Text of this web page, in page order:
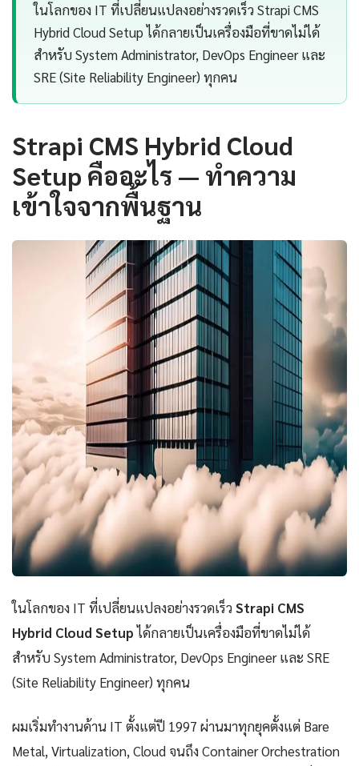
ในโลกของ IT ที่เปลี่ยนแปลงอย่างรวดเร็ว Strapi CMS
Hybrid Cloud Setup ได้กลายเป็นเครื่องมือที่ขาดไม่ได้
สำหรับ System Administrator, DevOps Engineer และ
SRE (Site Reliability Engineer) ทุกคน
Strapi CMS Hybrid Cloud
Setup คืออะไร — ทำความ
เข้าใจจากพื้นฐาน
ในโลกของ IT ที่เปลี่ยนแปลงอย่างรวดเร็วStrapi CMS
Hybrid Cloud Setupได้กลายเป็นเครื่องมือที่ขาดไม่ได้
สำหรับ System Administrator, DevOps Engineer และ SRE
(Site Reliability Engineer) ทุกคน
ผมเริ่มทำงานด้าน IT ตั้งแต่ปี 1997 ผ่านมาทุกยุคตั้งแต่ Bare
Metal, Virtualization, Cloud จนถึง Container Orchestration